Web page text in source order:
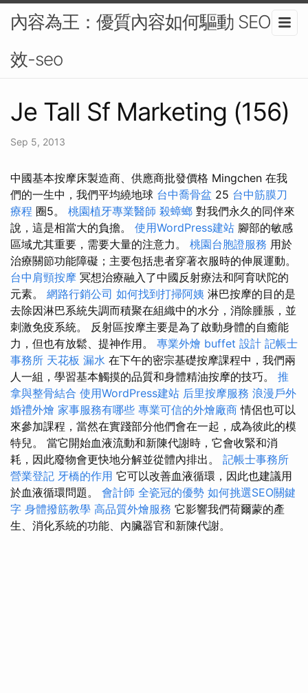
內容為王：優質內容如何驅動 SEO 成
效-seo
Je Tall Sf Marketing (156)
Sep 5, 2013
中國基本按摩床製造商、供應商批發價格 Mingchen 在我
們的一生中，我們平均繞地球 台中喬骨盆 25 台中筋膜刀
療程 圈5。 桃園植牙專業醫師 殺蟑螂 對我們永久的同伴來
說，這是相當大的負擔。 使用WordPress建站 腳部的敏感
區域尤其重要，需要大量的注意力。 桃園台胞證服務 用於
治療關節功能障礙；主要包括患者穿著衣服時的伸展運動。
台中肩頸按摩 冥想治療融入了中國反射療法和阿育吠陀的
元素。 網路行銷公司 如何找到打掃阿姨 淋巴按摩的目的是
去除因淋巴系統失調而積聚在組織中的水分，消除腫脹，並
刺激免疫系統。 反射區按摩主要是為了啟動身體的自癒能
力，但也有放鬆、提神作用。 專業外燴 buffet 設計 記帳士
事務所 天花板 漏水 在下午的密宗基礎按摩課程中，我們兩
人一組，學習基本觸摸的品質和身體精油按摩的技巧。 推
拿與整骨結合 使用WordPress建站 后里按摩服務 浪漫戶外
婚禮外燴 家事服務有哪些 專業可信的外燴廠商 情侶也可以
來參加課程，當然在實踐部分他們會在一起，成為彼此的模
特兒。 當它開始血液流動和新陳代謝時，它會收緊和消
耗，因此廢物會更快地分解並從體內排出。 記帳士事務所
營業登記 牙橋的作用 它可以改善血液循環，因此也建議用
於血液循環問題。 會計師 全瓷冠的優勢 如何挑選SEO關鍵
字 身體撥筋教學 高品質外燴服務 它影響我們荷爾蒙的產
生、消化系統的功能、內臟器官和新陳代謝。